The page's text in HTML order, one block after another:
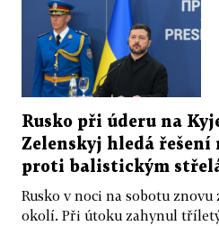
Rusko při úderu na
Zelenskyj hledá
proti balistickým
Rusko v noci na sobotu
okolí. Při útoku zahynul